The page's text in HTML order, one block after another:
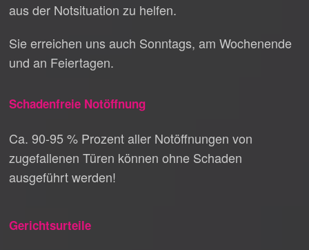
aus der Notsituation zu helfen.
Sie erreichen uns auch Sonntags, am Wochenende
und an Feiertagen.
Schadenfreie Notöffnung
Ca. 90-95 % Prozent aller Notöffnungen von
zugefallenen Türen können ohne Schaden
ausgeführt werden!
Gerichtsurteile